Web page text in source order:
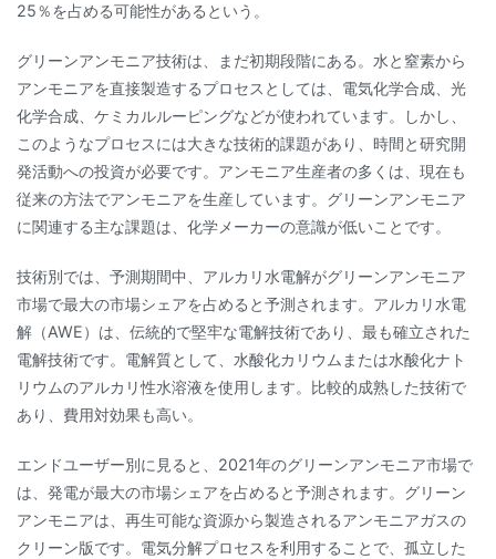
25％を占める可能性があるという。
グリーンアンモニア技術は、まだ初期段階にある。水と窒素から
アンモニアを直接製造するプロセスとしては、電気化学合成、光
化学合成、ケミカルルーピングなどが使われています。しかし、
このようなプロセスには大きな技術的課題があり、時間と研究開
発活動への投資が必要です。アンモニア生産者の多くは、現在も
従来の方法でアンモニアを生産しています。グリーンアンモニア
に関連する主な課題は、化学メーカーの意識が低いことです。
技術別では、予測期間中、アルカリ水電解がグリーンアンモニア
市場で最大の市場シェアを占めると予測されます。アルカリ水電
解（AWE）は、伝統的で堅牢な電解技術であり、最も確立された
電解技術です。電解質として、水酸化カリウムまたは水酸化ナト
リウムのアルカリ性水溶液を使用します。比較的成熟した技術で
あり、費用対効果も高い。
エンドユーザー別に見ると、2021年のグリーンアンモニア市場で
は、発電が最大の市場シェアを占めると予測されます。グリーン
アンモニアは、再生可能な資源から製造されるアンモニアガスの
クリーン版です。電気分解プロセスを利用することで、孤立した